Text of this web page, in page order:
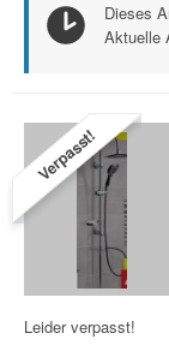
Dieses
Aktuelle
Verpasst!
Leider verpasst!